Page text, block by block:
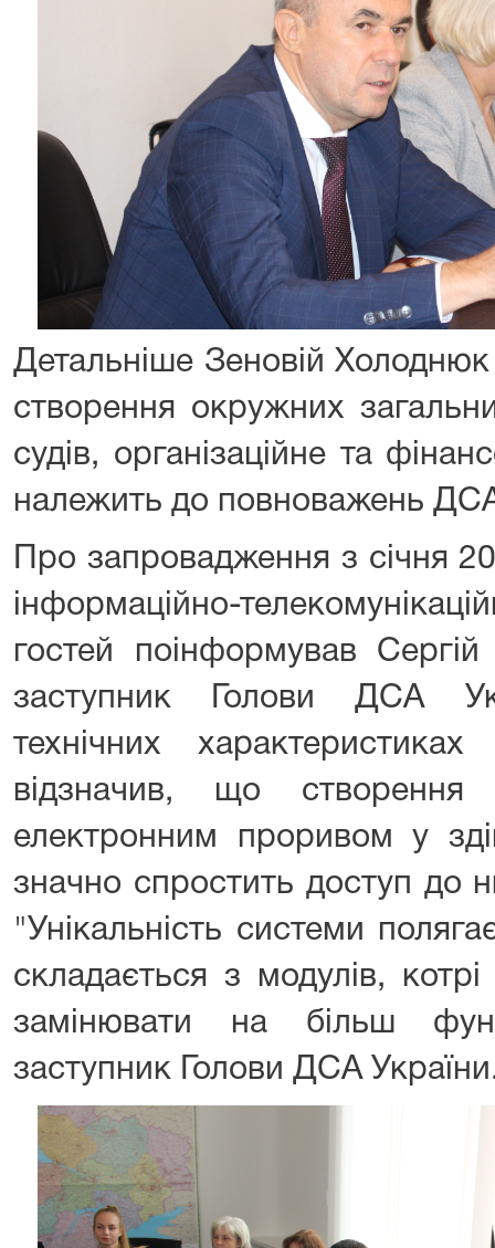
Детальніше Зеновій
створення окружних
судів, організаційне та
належить до повноважень
Про запровадження з січня
інформаційно-
гостей поінформував
заступник Голови ДСА
технічних
відзначив, що
електронним проривом у
значно спростить доступ до
"Унікальність системи
складається з модулів,
замінювати на більш
заступник Голови ДСА